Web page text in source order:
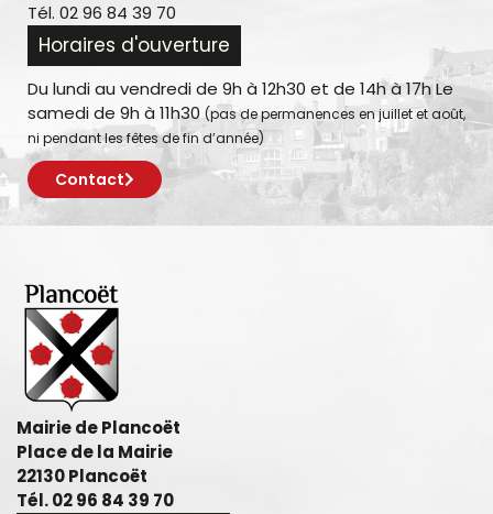
Tél. 02 96 84 39 70
Horaires d'ouverture
Du lundi au vendredi de 9h à 12h30 et de 14h à 17h Le
samedi de 9h à 11h30 (pas de permanences en juillet et août,
ni pendant les fêtes de fin d’année)
Contact
Mairie de Plancoët
Place de la Mairie
22130 Plancoët
Tél. 02 96 84 39 70